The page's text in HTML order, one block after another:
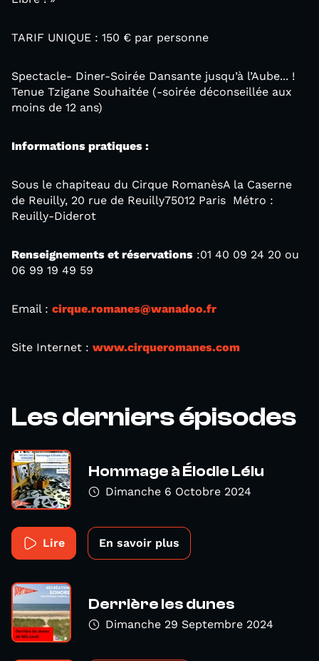
TARIF UNIQUE : 150 € par personne
Spectacle- Diner-Soirée Dansante jusqu’à l’Aube... !
Tenue Tzigane Souhaitée (-soirée déconseillée aux
moins de 12 ans)
Informations pratiques :
Sous le chapiteau du Cirque RomanèsA la Caserne
de Reuilly, 20 rue de Reuilly75012 Paris Métro :
Reuilly-Diderot
Renseignements et réservations :01 40 09 24 20 ou
06 99 19 49 59
Email : cirque.romanes@wanadoo.fr
Site Internet : www.cirqueromanes.com
Les derniers épisodes
Hommage à Élodie Lélu
Dimanche 6 Octobre 2024
Lire En savoir plus
Derrière les dunes
Dimanche 29 Septembre 2024